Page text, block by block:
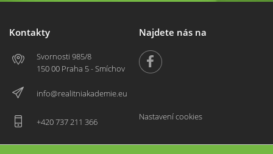
Kontakty
Svornosti 985/8
150 00 Praha 5 - Smíchov
info@realitniakademie.eu
+420 737 211 366
Najdete nás na
Nastavení cookies